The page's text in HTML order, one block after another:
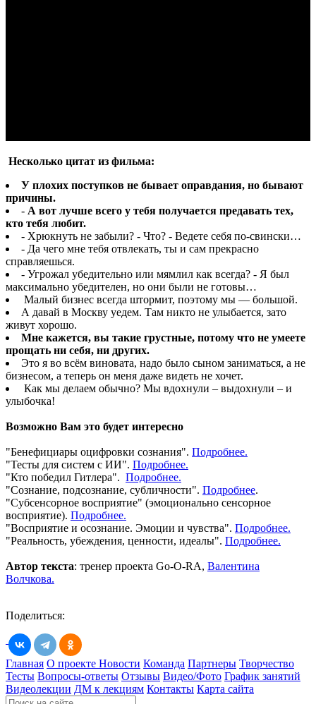
Несколько цитат из фильма:
У плохих поступков не бывает оправдания, но бывают
причины.
- А вот лучше всего у тебя получается предавать тех,
кто тебя любит.
- Хрюкнуть не забыли? - Что? - Ведете себя по-свински…
- Да чего мне тебя отвлекать, ты и сам прекрасно
справляешься.
- Угрожал убедительно или мямлил как всегда? - Я был
максимально убедителен, но они были не готовы…
Малый бизнес всегда штормит, поэтому мы — большой.
А давай в Москву уедем. Там никто не улыбается, зато
живут хорошо.
Мне кажется, вы такие грустные, потому что не умеете
прощать ни себя, ни других.
Это я во всём виновата, надо было сыном заниматься, а не
бизнесом, а теперь он меня даже видеть не хочет.
Как мы делаем обычно? Мы вдохнули – выдохнули – и
улыбочка!
Возможно Вам это будет интересно
"Бенефициары оцифровки сознания". Подробнее.
"Тесты для систем с ИИ". Подробнее.
"Кто победил Гитлера". Подробнее.
"Сознание, подсознание, субличности". Подробнее.
"Субсенсорное восприятие" (эмоционально сенсорное
восприятие). Подробнее.
"Восприятие и осознание. Эмоции и чувства". Подробнее.
"Реальность, убеждения, ценности, идеалы". Подробнее.
Автор текста: тренер проекта Go-O-RA, Валентина
Волчкова.
Поделиться:
Главная О проекте Новости Команда Партнеры Творчество
Тесты Вопросы-ответы Отзывы Видео/Фото График занятий
Видеолекции ДМ к лекциям Контакты Карта сайта